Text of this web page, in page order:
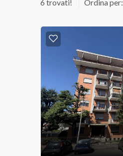
6 trovati! Ordina per:
cercare
Provincia
Comune